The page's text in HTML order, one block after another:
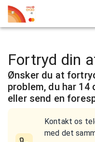
Fortryd din
Ønsker du at
problem, du har
eller send en
Kontakt os
med det